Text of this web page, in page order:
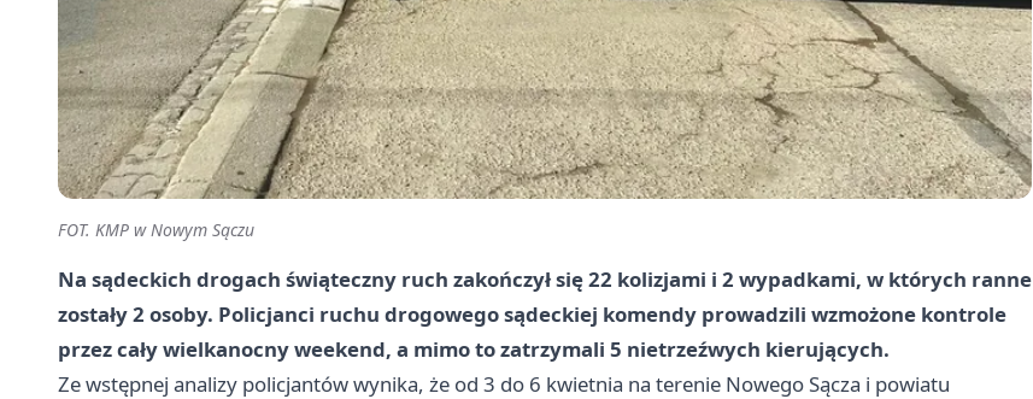
FOT. KMP w Nowym Sączu
Na sądeckich drogach świąteczny ruch zakończył się 22 kolizjami i 2 wypadkami, w których ranne
zostały 2 osoby. Policjanci ruchu drogowego sądeckiej komendy prowadzili wzmożone kontrole
przez cały wielkanocny weekend, a mimo to zatrzymali 5 nietrzeźwych kierujących.
Ze wstępnej analizy policjantów wynika, że od 3 do 6 kwietnia na terenie Nowego Sącza i powiatu